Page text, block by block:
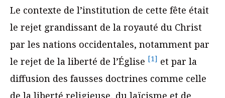
Le contexte de l’institution de cette fête était
le rejet grandissant de la royauté du Christ
par les nations occidentales, notamment par
le rejet de la liberté de l’Église [1] et par la
diffusion des fausses doctrines comme celle